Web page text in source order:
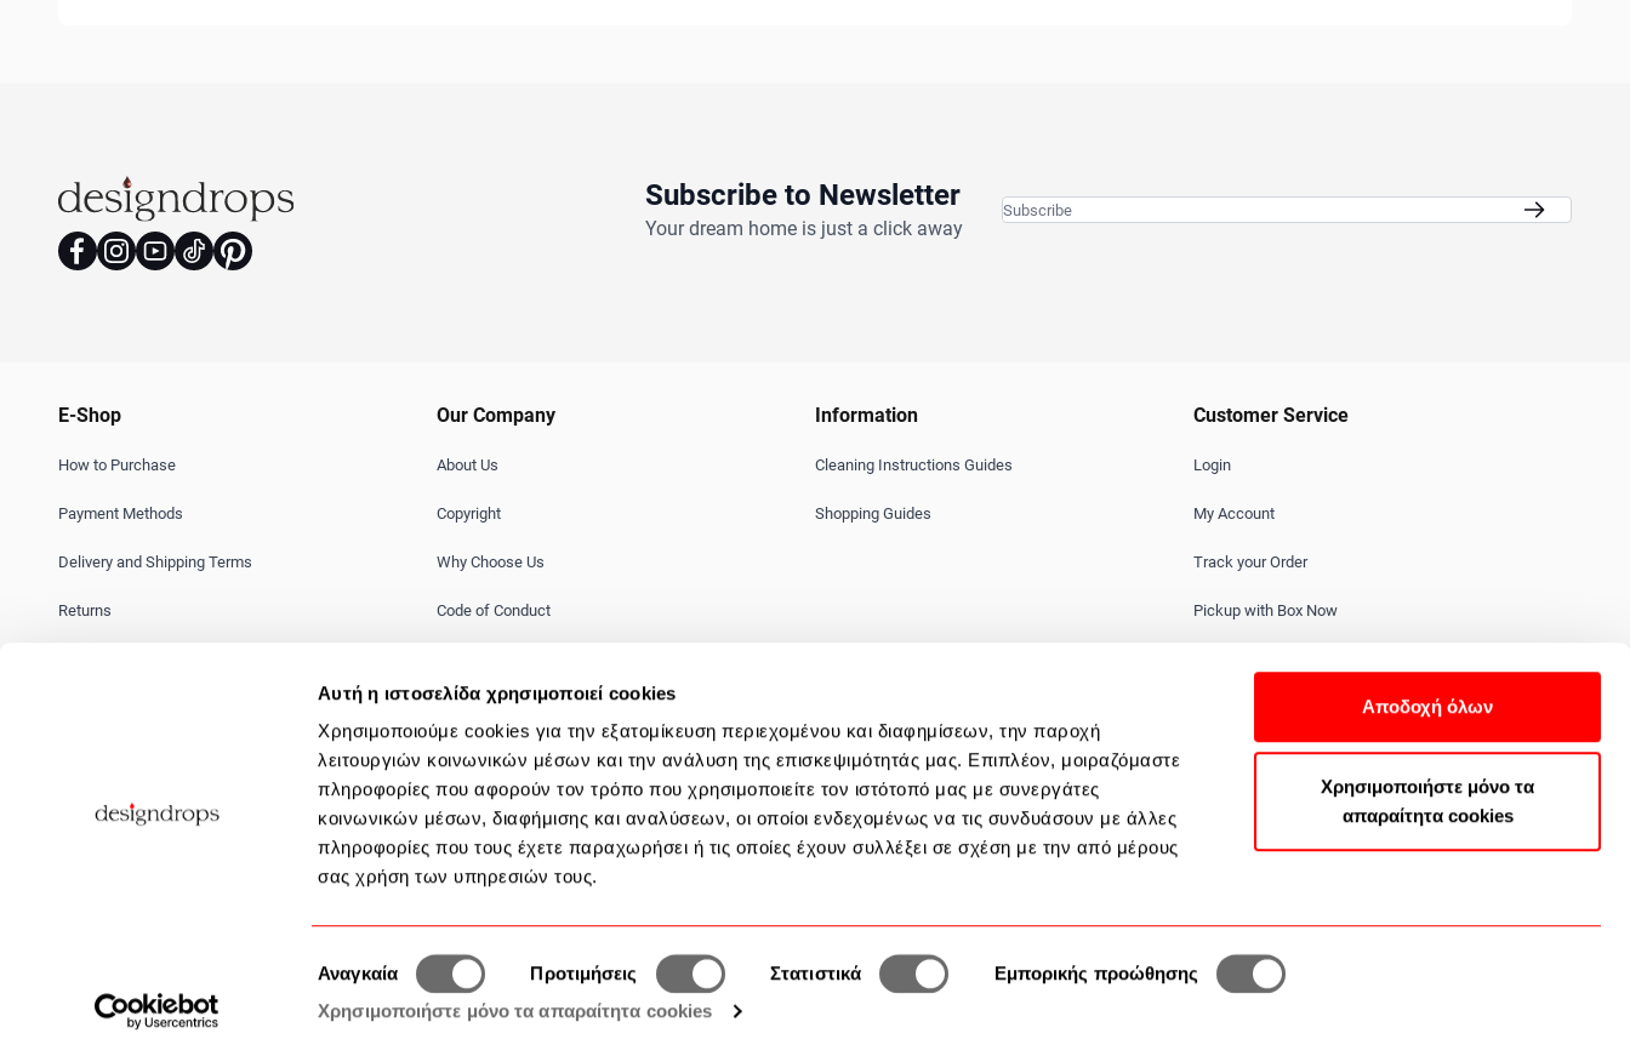
Αυτή η ιστοσελίδα χρησιμοποιεί cookies
Χρησιμοποιούμε cookies για την εξατομίκευση περιεχομένου και διαφημίσεων, την παροχή
λειτουργιών κοινωνικών μέσων και την ανάλυση της επισκεψιμότητάς μας. Επιπλέον, μοιραζόμαστε
πληροφορίες που αφορούν τον τρόπο που χρησιμοποιείτε τον ιστότοπό μας με συνεργάτες
κοινωνικών μέσων, διαφήμισης και αναλύσεων, οι οποίοι ενδεχομένως να τις συνδυάσουν με άλλες
πληροφορίες που τους έχετε παραχωρήσει ή τις οποίες έχουν συλλέξει σε σχέση με την από μέρους
σας χρήση των υπηρεσιών τους.
συγκατάθεσης
Αναγκαία Προτιμήσεις Στατιστικά
Εμπορικής προώθησης
Χρησιμοποιήστε μόνο τα απαραίτητα cookies
Αποδοχή όλων
Χρησιμοποιήστε μόνο τα
απαραίτητα cookies
Subscribe to Newsletter
Your dream home is just a click away
E-Shop
How to Purchase
Payment Methods
Delivery and Shipping Terms
Returns
Our Company
About Us
Copyright
Why Choose Us
Code of Conduct
Workplace Violence & Harassment Prevention -
Response Policy
Information
Cleaning Instructions Guides
Shopping Guides
Customer Service
Login
My Account
Track your Order
Pickup with Box Now